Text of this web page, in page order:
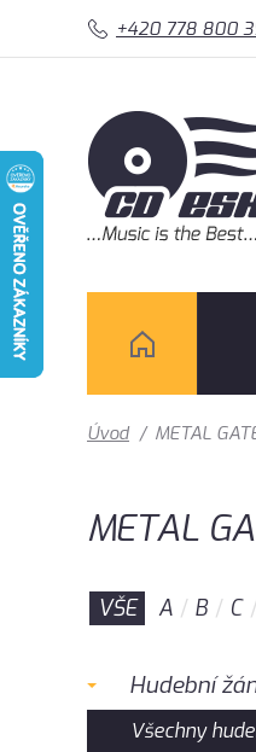
+420 778 800
Úvod / METAL
METAL
VŠE A B C
Hudební
Všechny